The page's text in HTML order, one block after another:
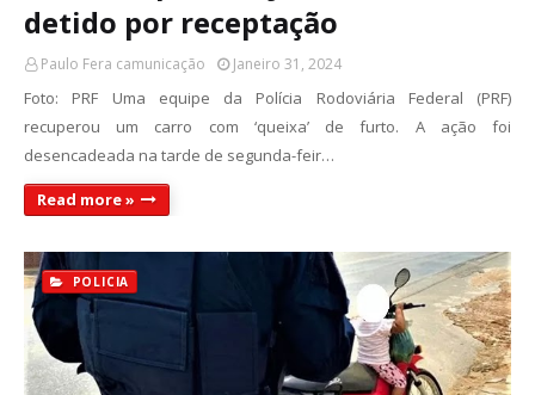
detido por receptação
Paulo Fera camunicação Janeiro 31, 2024
Foto: PRF Uma equipe da Polícia Rodoviária Federal (PRF)
recuperou um carro com ‘queixa’ de furto. A ação foi
desencadeada na tarde de segunda-feir…
Read more »
POLICIA